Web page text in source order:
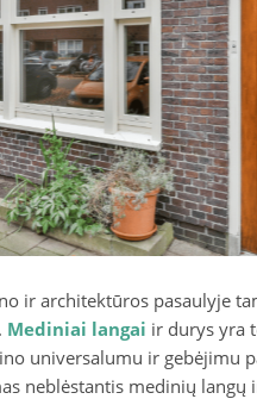
ir architektūros pasaulyje
Mediniai langai ir durys yra
universalumu ir gebėjimu
neblėstantis medinių langų